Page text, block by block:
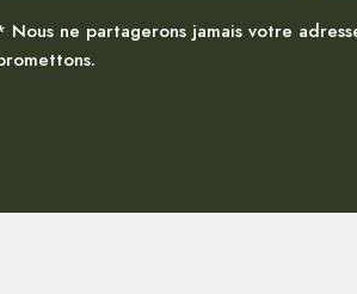
Nous ne partagerons jamais votre